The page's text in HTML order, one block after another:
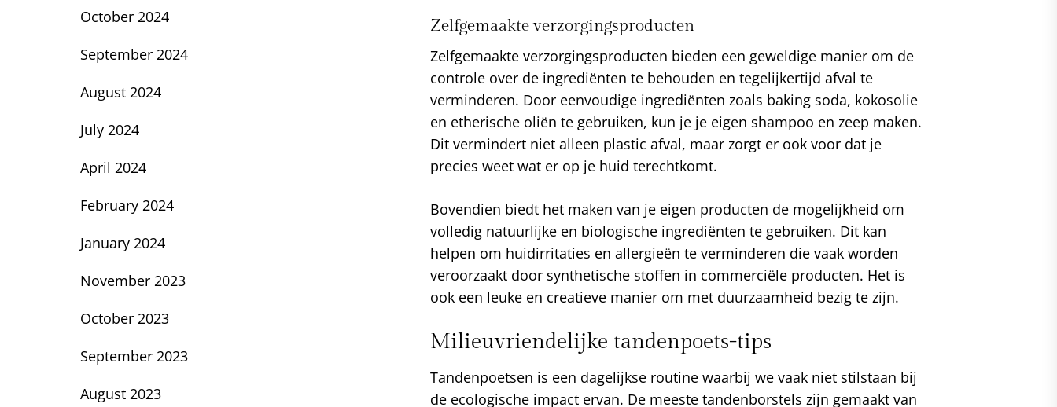
Zelfgemaakte verzorgingsproducten
Zelfgemaakte verzorgingsproducten bieden een geweldige manier om de
controle over de ingrediënten te behouden en tegelijkertijd afval te
verminderen. Door eenvoudige ingrediënten zoals baking soda, kokosolie
en etherische oliën te gebruiken, kun je je eigen shampoo en zeep maken.
Dit vermindert niet alleen plastic afval, maar zorgt er ook voor dat je
precies weet wat er op je huid terechtkomt.
Bovendien biedt het maken van je eigen producten de mogelijkheid om
volledig natuurlijke en biologische ingrediënten te gebruiken. Dit kan
helpen om huidirritaties en allergieën te verminderen die vaak worden
veroorzaakt door synthetische stoffen in commerciële producten. Het is
ook een leuke en creatieve manier om met duurzaamheid bezig te zijn.
Milieuvriendelijke tandenpoets-tips
Tandenpoetsen is een dagelijkse routine waarbij we vaak niet stilstaan bij
de ecologische impact ervan. De meeste tandenborstels zijn gemaakt van
October 2024
September 2024
August 2024
July 2024
April 2024
February 2024
January 2024
November 2023
October 2023
September 2023
August 2023